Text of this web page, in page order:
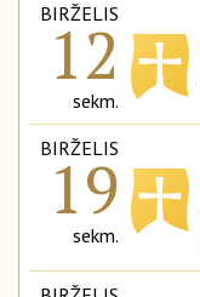
BIRŽELIS
12
sekm.
BIRŽELIS
19
sekm.